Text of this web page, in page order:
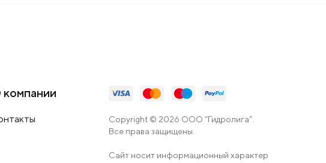
Copyright © 2026 ООО “Гидролига”.
Все права защищены.
Сайт носит информационный характер